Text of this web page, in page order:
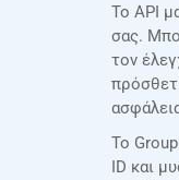
Το API
σας.
τον
Το
ID και